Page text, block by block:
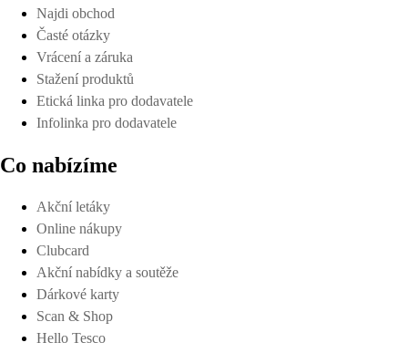
Najdi obchod
Časté otázky
Vrácení a záruka
Stažení produktů
Etická linka pro dodavatele
Infolinka pro dodavatele
Co nabízíme
Akční letáky
Online nákupy
Clubcard
Akční nabídky a soutěže
Dárkové karty
Scan & Shop
Hello Tesco